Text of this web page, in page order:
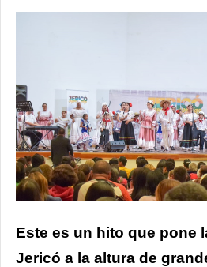
Este es un hito que pone
Jericó a la altura de